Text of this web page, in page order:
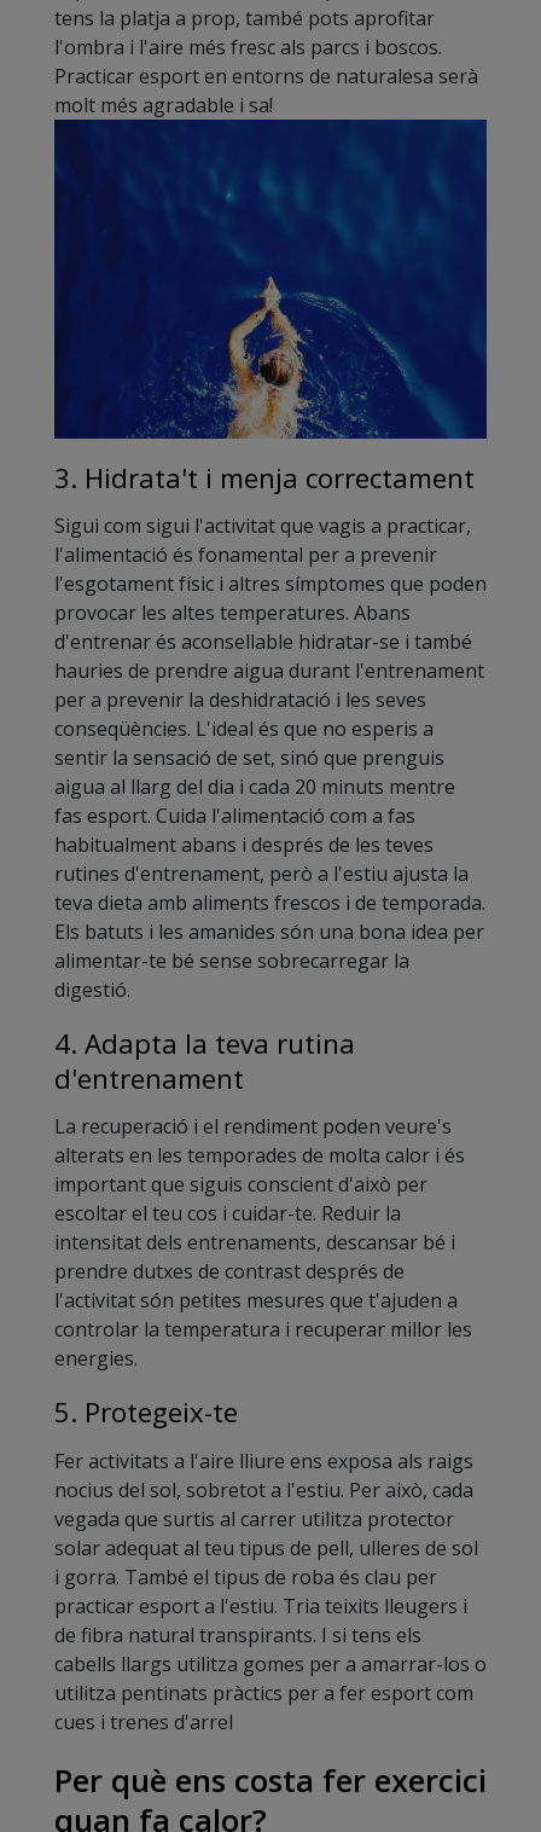
tens la platja a prop, també pots aprofitar
l'ombra i l'aire més fresc als parcs i boscos.
Practicar esport en entorns de naturalesa serà
molt més agradable i sa!
3. Hidrata't i menja correctament
Sigui com sigui l'activitat que vagis a practicar,
l'alimentació és fonamental per a prevenir
l'esgotament físic i altres símptomes que poden
provocar les altes temperatures. Abans
d'entrenar és aconsellable hidratar-se i també
hauries de prendre aigua durant l'entrenament
per a prevenir la deshidratació i les seves
conseqüències. L'ideal és que no esperis a
sentir la sensació de set, sinó que prenguis
aigua al llarg del dia i cada 20 minuts mentre
fas esport. Cuida l'alimentació com a fas
habitualment abans i després de les teves
rutines d'entrenament, però a l'estiu ajusta la
teva dieta amb aliments frescos i de temporada.
Els batuts i les amanides són una bona idea per
alimentar-te bé sense sobrecarregar la
digestió.
4. Adapta la teva rutina
d'entrenament
La recuperació i el rendiment poden veure's
alterats en les temporades de molta calor i és
important que siguis conscient d'això per
escoltar el teu cos i cuidar-te. Reduir la
intensitat dels entrenaments, descansar bé i
prendre dutxes de contrast després de
l'activitat són petites mesures que t'ajuden a
controlar la temperatura i recuperar millor les
energies.
5. Protegeix-te
Fer activitats a l'aire lliure ens exposa als raigs
nocius del sol, sobretot a l'estiu. Per això, cada
vegada que surtis al carrer utilitza protector
solar adequat al teu tipus de pell, ulleres de sol
i gorra. També el tipus de roba és clau per
practicar esport a l'estiu. Tria teixits lleugers i
de fibra natural transpirants. I si tens els
cabells llargs utilitza gomes per a amarrar-los o
utilitza pentinats pràctics per a fer esport com
cues i trenes d'arrel
Per què ens costa fer exercici
quan fa calor?